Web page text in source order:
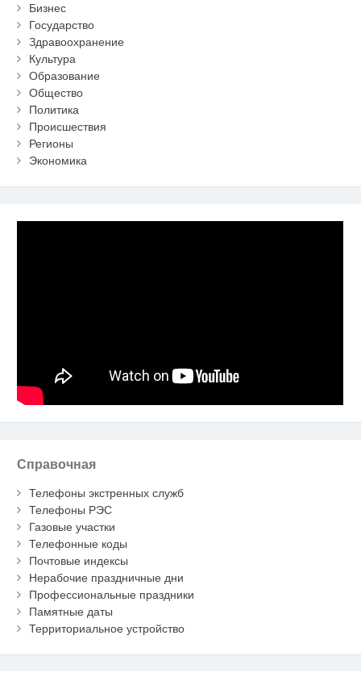
Бизнес
Государство
Здравоохранение
Культура
Образование
Общество
Политика
Происшествия
Регионы
Экономика
Справочная
Телефоны экстренных служб
Телефоны РЭС
Газовые участки
Телефонные коды
Почтовые индексы
Нерабочие праздничные дни
Профессиональные праздники
Памятные даты
Территориальное устройство